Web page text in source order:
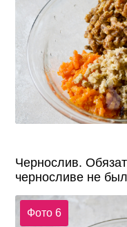
Чернослив.
черносливе не
Фото 6